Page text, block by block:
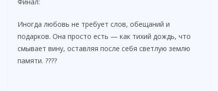
Иногда любовь не требует слов, обещаний и
подарков. Она просто есть — как тихий дождь, что
смывает вину, оставляя после себя светлую землю
памяти. ????️